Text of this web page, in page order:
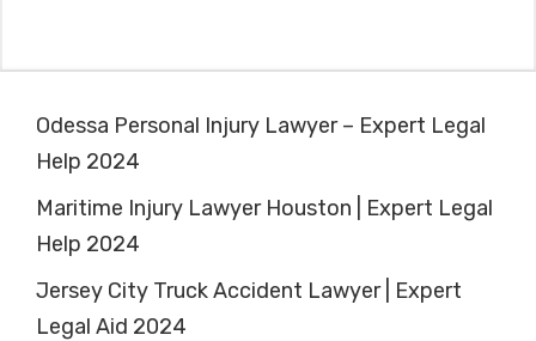
Odessa Personal Injury Lawyer – Expert Legal
Help 2024
Maritime Injury Lawyer Houston | Expert Legal
Help 2024
Jersey City Truck Accident Lawyer | Expert
Legal Aid 2024